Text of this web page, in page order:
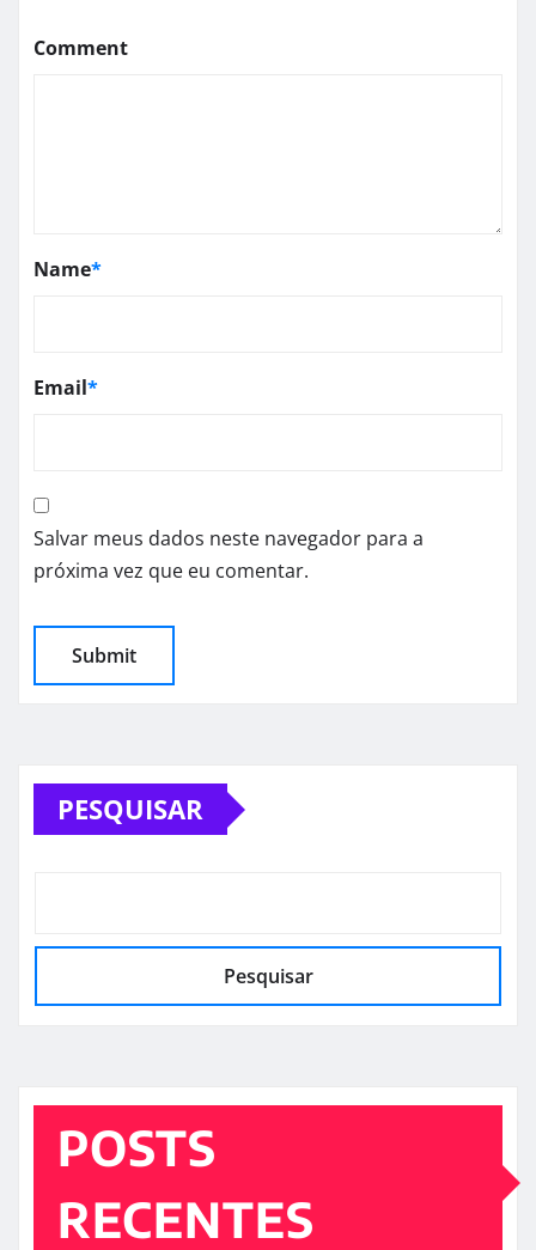
Comment
Name*
Email*
Salvar meus dados neste navegador para a
próxima vez que eu comentar.
PESQUISAR
Pesquisar
POSTS
RECENTES